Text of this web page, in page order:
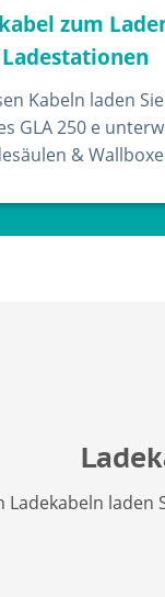
zum
Ladestationen
Kabeln laden
GLA 250 e
&
Ladekabeln laden